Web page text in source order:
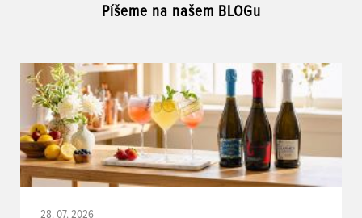
Píšeme na našem BLOGu
28. 07. 2026